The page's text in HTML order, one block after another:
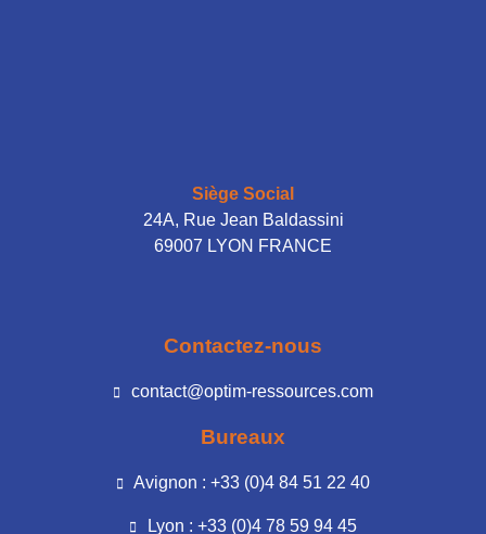
Siège Social
24A, Rue Jean Baldassini
69007 LYON FRANCE
Contactez-nous
contact@optim-ressources.com
Bureaux
Avignon : +33 (0)4 84 51 22 40
Lyon : +33 (0)4 78 59 94 45